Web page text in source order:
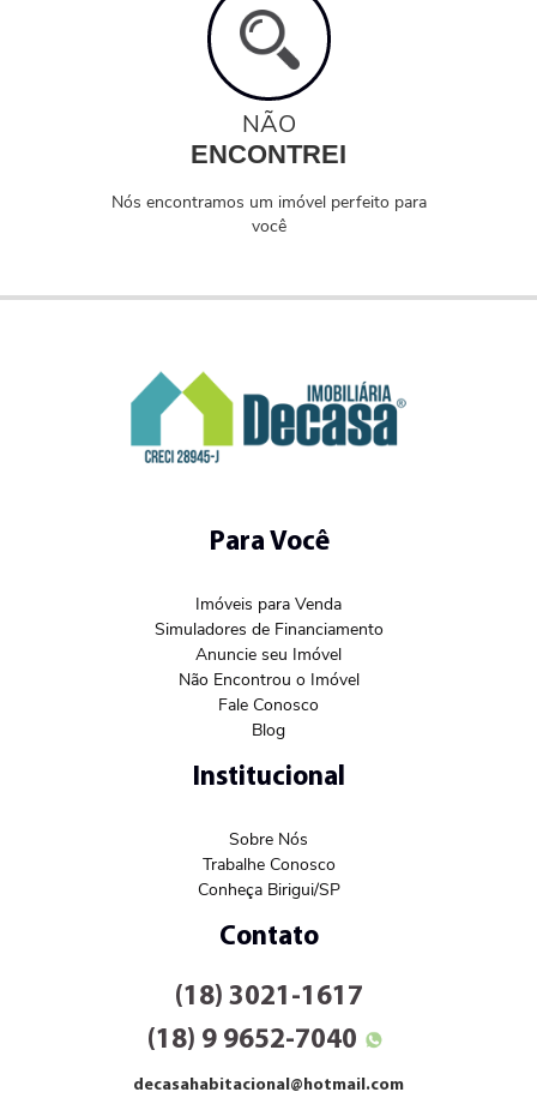
NÃO
ENCONTREI
Nós encontramos um imóvel perfeito para
você
Para Você
Imóveis para Venda
Simuladores de Financiamento
Anuncie seu Imóvel
Não Encontrou o Imóvel
Fale Conosco
Blog
Institucional
Sobre Nós
Trabalhe Conosco
Conheça Birigui/SP
Contato
(18) 3021-1617
(18) 9 9652-7040
decasahabitacional@hotmail.com